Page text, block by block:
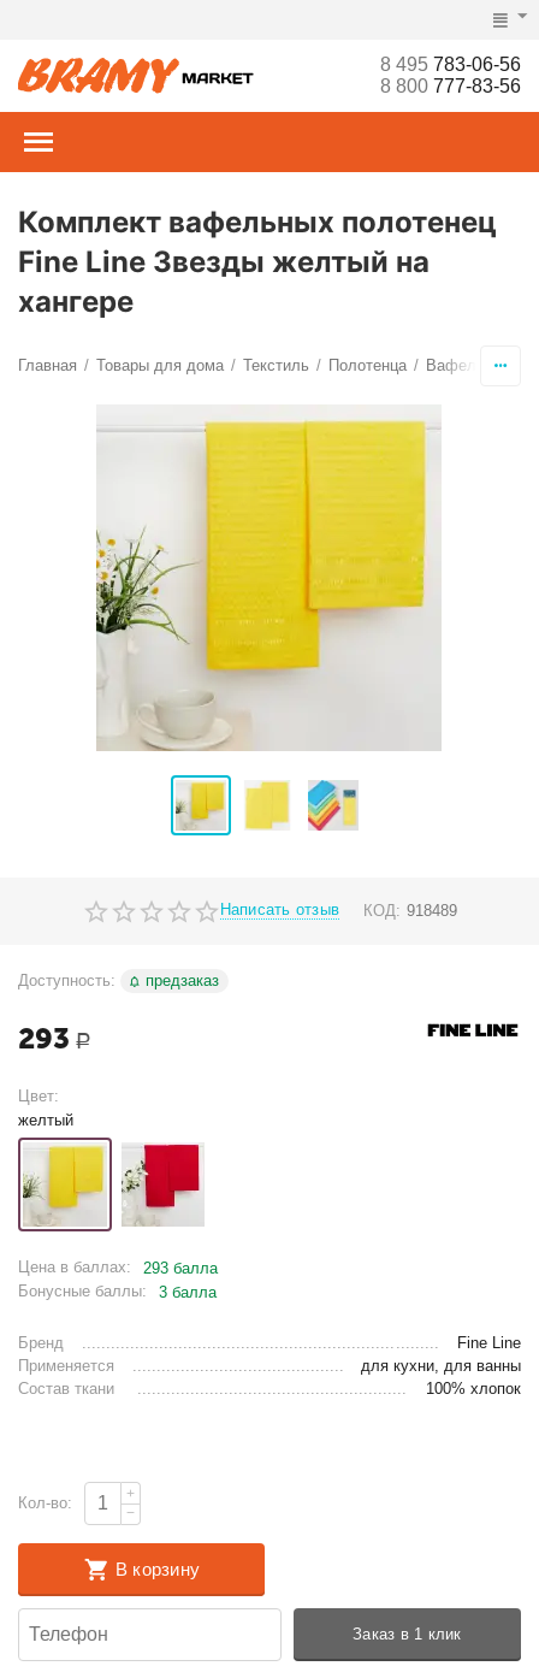
8 495783-06-56
8 800777-83-56
Комплект вафельных полотенец
Fine Line Звезды желтый на
хангере
Главная / Товары для дома / Текстиль / Полотенца / Вафельные
Написать отзыв КОД: 918489
Доступность: предзаказ
293 Р
Цвет:
желтый
Цена в баллах:
293 балла
Бонусные баллы:
3 балла
Бренд
Fine Line
Применяется
для кухни, для ванны
Состав ткани
100% хлопок
Кол-во:
+
−
В корзину
Заказ в 1 клик